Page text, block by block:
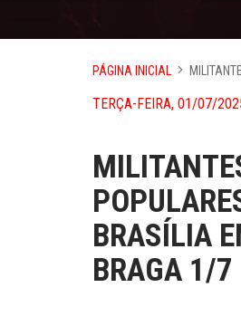
PÁGINA INICIAL
TERÇA-FEIRA, 01/07/
BRASÍLIA
BRAGA 1/7